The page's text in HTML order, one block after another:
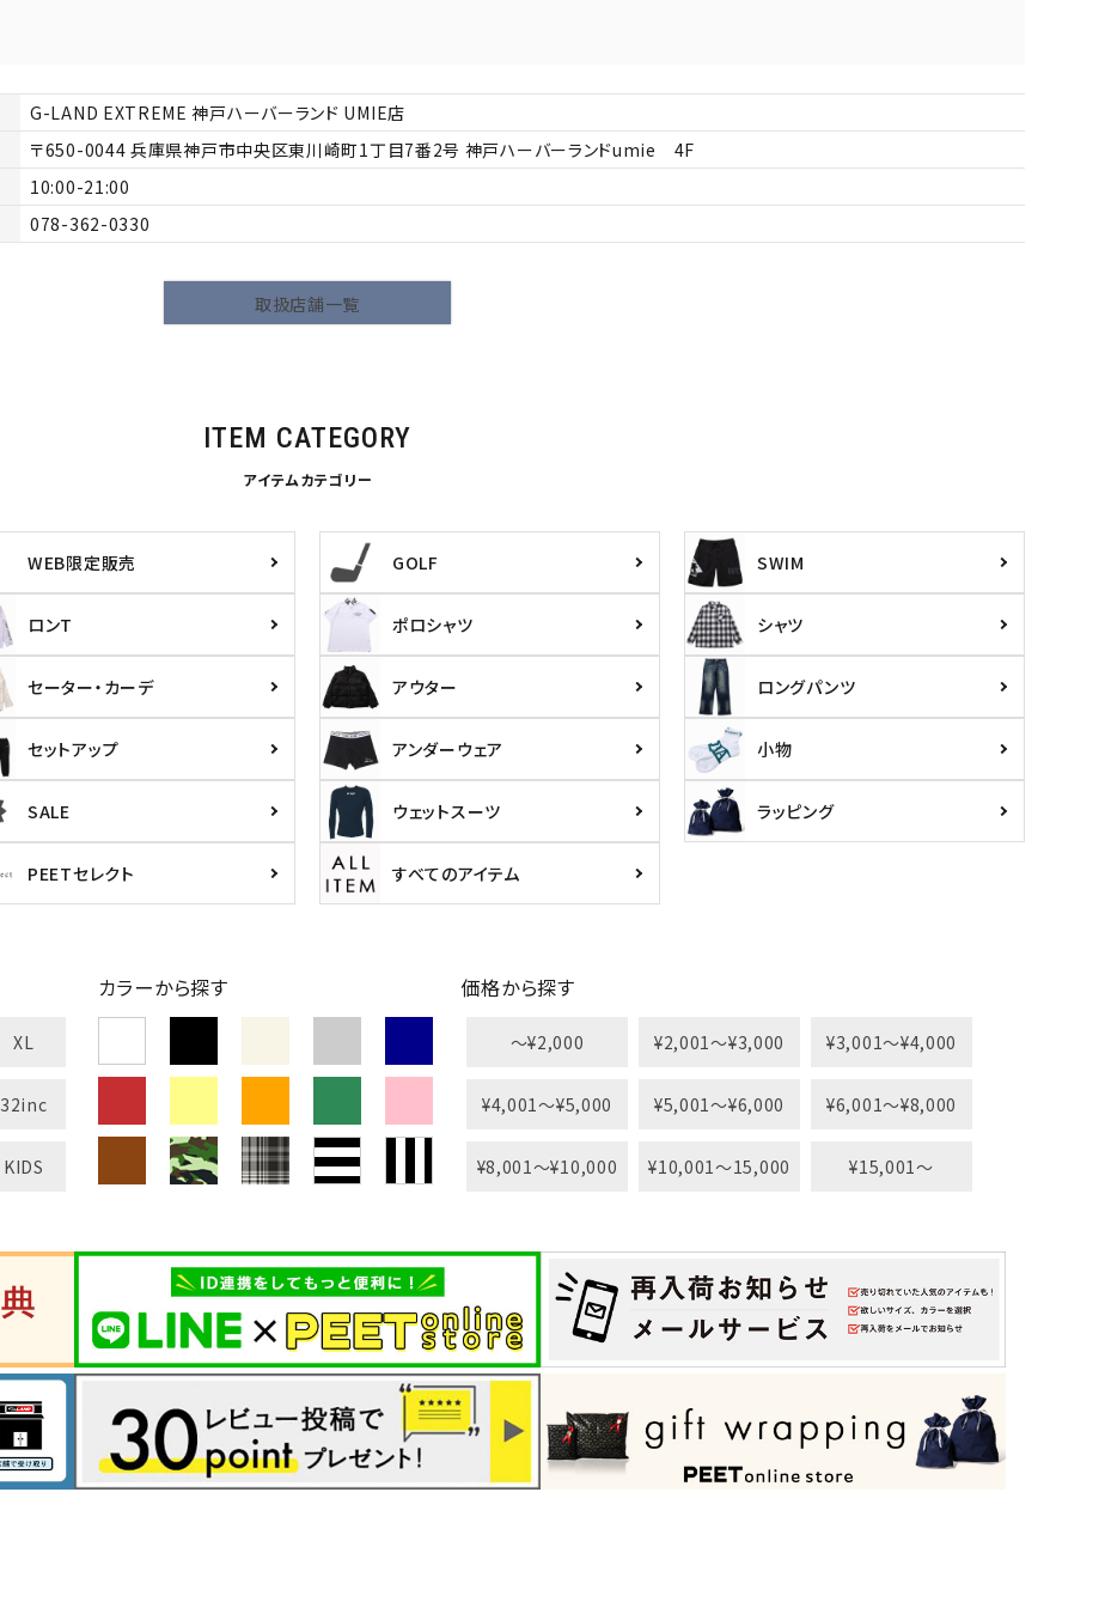
G-LAND EXTREME 神戸ハーバーランド UMIE店
650-0044 兵庫県神戸市中央区東川崎町1丁目7番2号 神戸ハーバーランドumie 4F
10:00-21:00
078-362-0330
取扱店舗一覧
ITEM CATEGORY
アイテムカテゴリー
WEB限定販売 GOLF SWIM
ロンT ポロシャツ シャツ
セーター・カーデ アウター ロングパンツ
セットアップ アンダーウェア 小物
SALE ウェットスーツ ラッピング
PEETセレクト すべてのアイテム
XL
32inc
KIDS
カラーから探す 価格から探す
〜¥2,000 ¥2,001〜¥3,000 ¥3,001〜¥4,000
¥4,001〜¥5,000 ¥5,001〜¥6,000 ¥6,001〜¥8,000
¥8,001〜¥10,000 ¥10,001〜15,000 ¥15,001〜